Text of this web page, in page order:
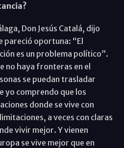
Don Jesús Catalá, dijo
pareció oportuna: “El
es un problema político”.
no haya fronteras en el
se puedan trasladar
yo comprendo que los
donde se vive con
a veces con claras
vivir mejor. Y vienen
se vive mejor que en